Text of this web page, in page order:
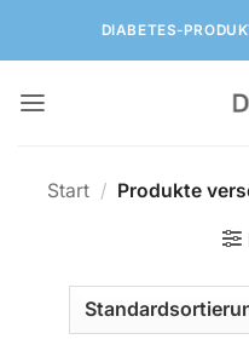
DIABETES-
Start / Produkte